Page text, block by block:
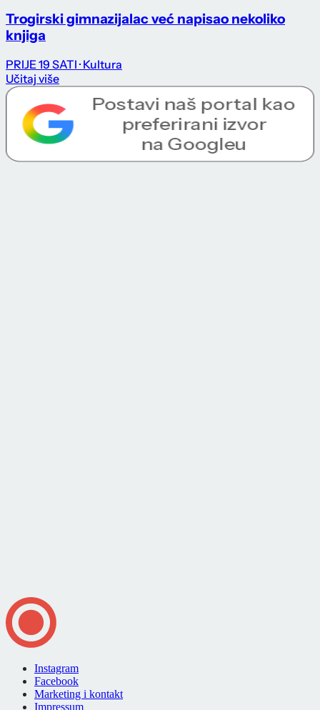
Trogirski gimnazijalac već napisao nekoliko
knjiga
PRIJE 19 SATI · Kultura
Učitaj više
Instagram
Facebook
Marketing i kontakt
Impressum